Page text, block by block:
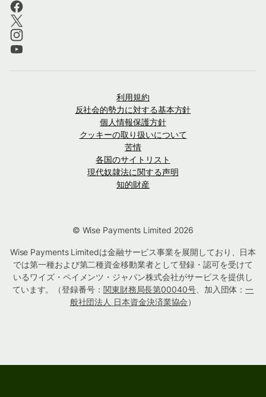
利用規約
反社会的勢力に対する基本方針
個人情報保護方針
クッキーの取り扱いについて
苦情
各国のサイトリスト
現代奴隷法に関する声明
知的財産
© Wise Payments Limited 2026
Wise Payments Limitedは金融サービス事業を展開しており、日本
では第一種および第二種資金移動業者として登録・認可を受けて
いるワイズ・ペイメンツ・ジャパン株式会社がサービスを提供し
ています。（登録番号： 関東財務局長第00040号、加入団体：一
般社団法人 日本資金決済業協会）